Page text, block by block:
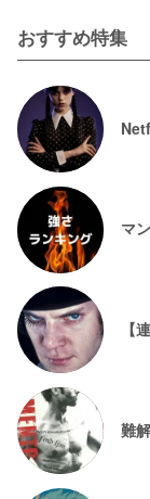
おすすめ特集
マ
【
難